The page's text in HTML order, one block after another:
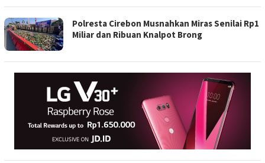
Polresta Cirebon Musnahkan Miras Senilai Rp1
Miliar dan Ribuan Knalpot Brong